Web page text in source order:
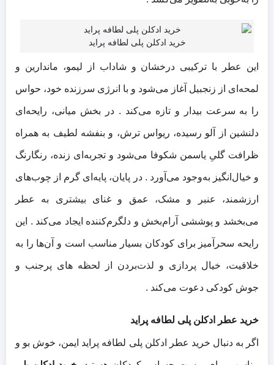
خرید ادکلن پلی لطافه پراید
این عطر با ترکیبی درخشان و شاداب از لیمو، ماندارین و
لمحه‌ای از زنجبیل آغاز می‌شود و با انرژی سرزنده‌ خود، حواس
را به‌ سرعت بیدار و تازه می‌کند . در بخش میانی، رایحه‌ای
دلنشین از آلو رسیده، ریواس ترش، و بنفشه لطیف به همراه
ظرافت گلیِ یاسمن شکوفا می‌شود و تجربه‌ای زنده، رنگارنگ
و خیال‌انگیز به‌وجود می‌آورد . در پایان، پایه‌ای گرم از چوب‌های
ارزشمند، عنبر و مشک، عمق و غنای بیشتری به عطر
می‌بخشد و پوششی آرام‌بخش و دلگرم‌کننده ایجاد می‌کند . این
رایحه سحرآمیز برای کودکان بسیار مناسب است و آن‌ها را به
خلاقیت، خیال‌ پردازی و لذت‌بردن از لحظه‌ های پرجنب‌ و
جوش کودکی دعوت می‌کند .
خرید عطر ادکلن پلی لطافه پراید
اگر به‌ دنبال خرید عطر ادکلن پلی لطافه پراید ایمن، خوش‌ بو و